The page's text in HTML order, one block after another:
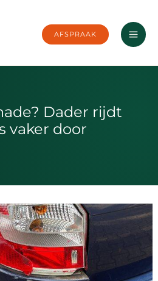
AFSPRAAK
Dader rijdt
vaker door